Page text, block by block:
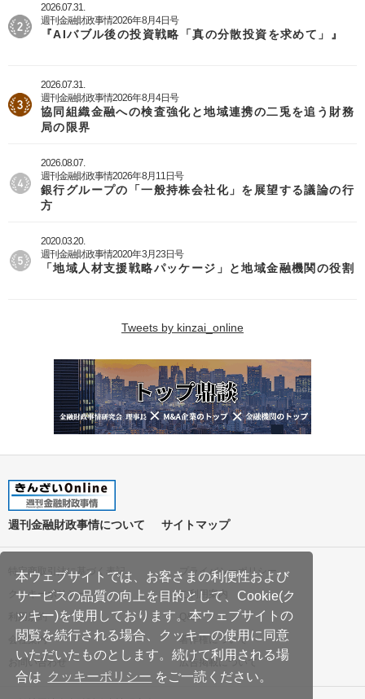
本ウェブサイトでは、お客さまの利便性および
サービスの品質の向上を目的として、Cookie(ク
ッキー)を使用しております。本ウェブサイトの
閲覧を続行される場合、クッキーの使用に同意
いただいたものとします。続けて利用される場
合は クッキーポリシー をご一読ください。
2026.07.31.
週刊金融財政事情2026年8月4日号
『AIバブル後の投資戦略「真の分散投資を求めて」』
2026.07.31.
週刊金融財政事情2026年8月4日号
協同組織金融への検査強化と地域連携の二兎を追う財務
局の限界
2026.08.07.
週刊金融財政事情2026年8月11日号
銀行グループの「一般持株会社化」を展望する議論の行
方
2020.03.20.
週刊金融財政事情2020年3月23日号
「地域人材支援戦略パッケージ」と地域金融機関の役割
Tweets by kinzai_online
週刊金融財政事情について サイトマップ
特定商取引法に基づく表記
プライバシーポリシー
クッキーポリシー
ご利用案内
利用規約
Q&A
会社案内
著作権について
お問い合わせ
広告掲載について